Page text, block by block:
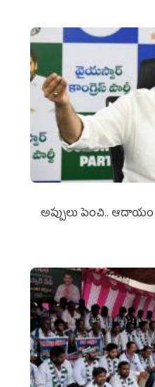
అప్పులు పెంచి.. ఆదాయం